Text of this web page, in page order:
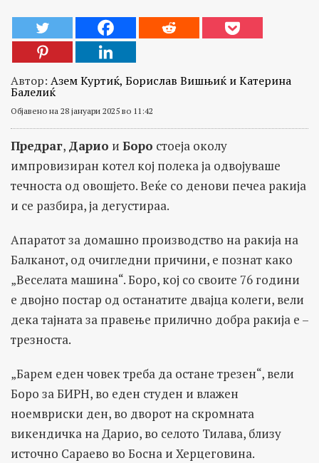
Автор: Азем Куртиќ, Борислав Вишњиќ и Катерина
Балелиќ
Објавено на 28 јануари 2025 во 11:42
Предраг, Дарио и Боро стоеја околу
импровизиран котел кој полека ја одвојуваше
течноста од овошјето. Веќе со денови печеа ракија
и се разбира, ја дегустираа.
Апаратот за домашно производство на ракија на
Балканот, од очигледни причини, е познат како
„Веселата машина“. Боро, кој со своите 76 години
е двојно постар од останатите двајца колеги, вели
дека тајната за правење прилично добра ракија е –
трезноста.
„Барем еден човек треба да остане трезен“, вели
Боро за БИРН, во еден студен и влажен
ноемвриски ден, во дворот на скромната
викендичка на Дарио, во селото Тилава, близу
источно Сараево во Босна и Херцеговина.